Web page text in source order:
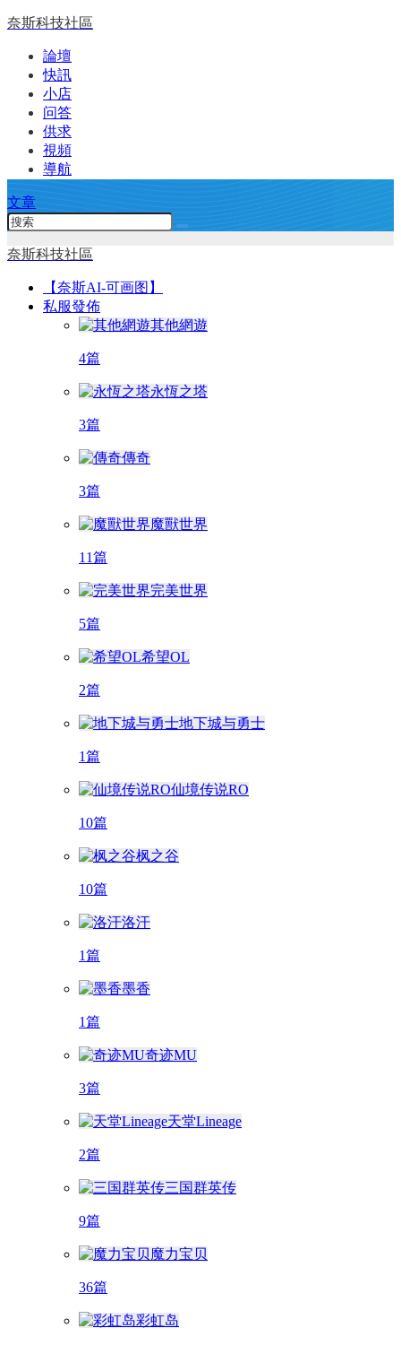
奈斯科技社區
論壇
快訊
小店
问答
供求
視頻
導航
文章
奈斯科技社區
【奈斯AI-可画图】
私服發佈
其他網遊
4篇
永恆之塔
3篇
傳奇
3篇
魔獸世界
11篇
完美世界
5篇
希望OL
2篇
地下城与勇士
1篇
仙境传说RO
10篇
枫之谷
10篇
洛汗
1篇
墨香
1篇
奇迹MU
3篇
天堂Lineage
2篇
三国群英传
9篇
魔力宝贝
36篇
彩虹岛